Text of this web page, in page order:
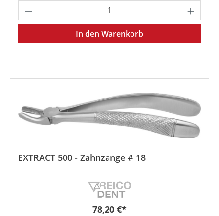
Produkt Anzahl: Gib den
In den Warenkorb
EXTRACT 500 - Zahnzange # 18
Regulärer Preis:
78,20 €*